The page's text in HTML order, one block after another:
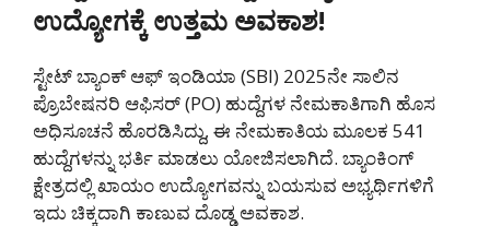
ಉದ್ಯೋಗಕ್ಕೆ ಉತ್ತಮ ಅವಕಾಶ!
ಸ್ಟೇಟ್ ಬ್ಯಾಂಕ್ ಆಫ್ ಇಂಡಿಯಾ (SBI) 2025ನೇ ಸಾಲಿನ
ಪ್ರೊಬೇಷನರಿ ಆಫಿಸರ್ (PO) ಹುದ್ದೆಗಳ ನೇಮಕಾತಿಗಾಗಿ ಹೊಸ
ಅಧಿಸೂಚನೆ ಹೊರಡಿಸಿದ್ದು, ಈ ನೇಮಕಾತಿಯ ಮೂಲಕ 541
ಹುದ್ದೆಗಳನ್ನು ಭರ್ತಿ ಮಾಡಲು ಯೋಜಿಸಲಾಗಿದೆ. ಬ್ಯಾಂಕಿಂಗ್
ಕ್ಷೇತ್ರದಲ್ಲಿ ಖಾಯಂ ಉದ್ಯೋಗವನ್ನು ಬಯಸುವ ಅಭ್ಯರ್ಥಿಗಳಿಗೆ
ಇದು ಚಿಕ್ಕದಾಗಿ ಕಾಣುವ ದೊಡ್ಡ ಅವಕಾಶ.